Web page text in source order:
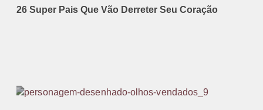
26 Super Pais Que Vão Derreter Seu Coração